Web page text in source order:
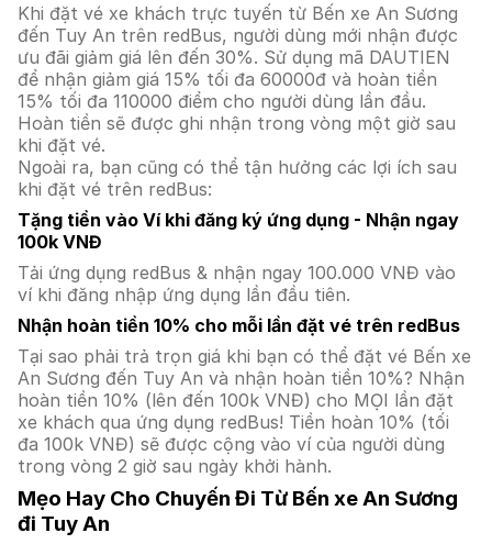
Khi đặt vé xe khách trực tuyến từ Bến xe An Sương
đến Tuy An trên redBus, người dùng mới nhận được
ưu đãi giảm giá lên đến 30%. Sử dụng mã DAUTIEN
để nhận giảm giá 15% tối đa 60000đ và hoàn tiền
15% tối đa 110000 điểm cho người dùng lần đầu.
Hoàn tiền sẽ được ghi nhận trong vòng một giờ sau
khi đặt vé.
Ngoài ra, bạn cũng có thể tận hưởng các lợi ích sau
khi đặt vé trên redBus:
Tặng tiền vào Ví khi đăng ký ứng dụng - Nhận ngay
100k VNĐ
Tải ứng dụng redBus & nhận ngay 100.000 VNĐ vào
ví khi đăng nhập ứng dụng lần đầu tiên.
Nhận hoàn tiền 10% cho mỗi lần đặt vé trên redBus
Tại sao phải trả trọn giá khi bạn có thể đặt vé Bến xe
An Sương đến Tuy An và nhận hoàn tiền 10%? Nhận
hoàn tiền 10% (lên đến 100k VNĐ) cho MỌI lần đặt
xe khách qua ứng dụng redBus! Tiền hoàn 10% (tối
đa 100k VNĐ) sẽ được cộng vào ví của người dùng
trong vòng 2 giờ sau ngày khởi hành.
Mẹo Hay Cho Chuyến Đi Từ Bến xe An Sương
đi Tuy An